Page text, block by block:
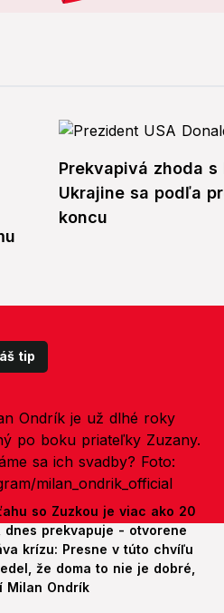
Prekvapivá zhoda s
Ukrajine sa podľa
koncu
tip
so Zuzkou je viac ako 20
dnes prekvapuje - otvorene
krízu: Presne v túto chvíľu
že doma to nie je dobré,
Milan Ondrík